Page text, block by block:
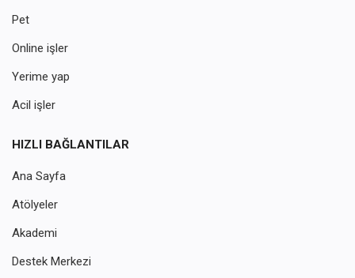
Pet
Online işler
Yerime yap
Acil işler
HIZLI BAĞLANTILAR
Ana Sayfa
Atölyeler
Akademi
Destek Merkezi